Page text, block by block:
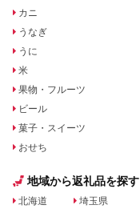
カニ
うなぎ
うに
米
果物・フルーツ
ビール
菓子・スイーツ
おせち
地域から返礼品を探す
北海道 埼玉県